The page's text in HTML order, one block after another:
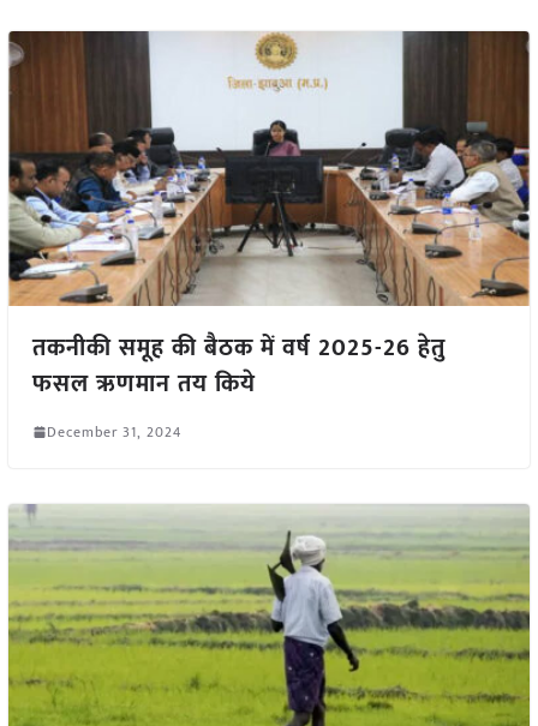
तकनीकी समूह की बैठक में वर्ष 2025-26 हेतु
फसल ऋणमान तय किये
December 31, 2024